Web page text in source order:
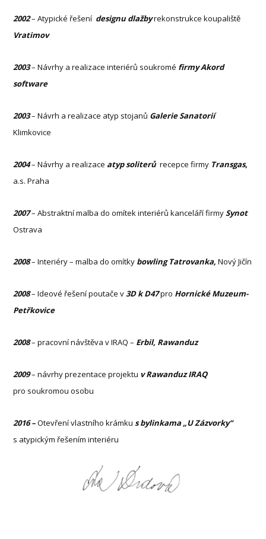
2002– Atypické řešení designu dlažbyrekonstrukce koupaliště
Vratimov
2003– Návrhy a realizace interiérů soukromé firmyAkord
software
2003– Návrh a realizace atyp stojanů GalerieSanatorií
Klimkovice
2004– Návrhy a realizace atyp soliterůrecepce firmy Transgas,
a.s. Praha
2007– Abstraktní malba do omítek interiérů kanceláří firmySynot
Ostrava
2008– Interiéry – malba do omítky bowling Tatrovanka, Nový Jičín
2008– Ideové řešení poutače v3D k D47pro Hornické Muzeum-
Petřkovice
2008– pracovní návštěva v IRAQ – Erbil, Rawanduz
2009– návrhy prezentace projektu v Rawanduz IRAQ
pro soukromou osobu
2016 –Otevření vlastního krámku s bylinkama „U Zázvorky“
s atypickým řešením interiéru